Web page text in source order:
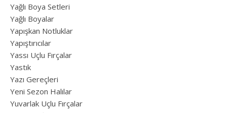
Yağlı Boya Setleri
Yağlı Boyalar
Yapışkan Notluklar
Yapıştırıcılar
Yassı Uçlu Fırçalar
Yastık
Yazı Gereçleri
Yeni Sezon Halılar
Yuvarlak Uçlu Fırçalar